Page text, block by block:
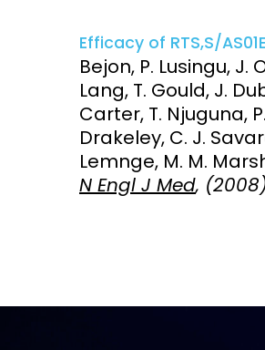
Efficacy of RTS,S/
Bejon, P. Lusingu, J.
Lang, T. Gould, J.
Carter, T. Njuguna,
Drakeley, C. J.
Lemnge, M. M.
N Engl J Med,